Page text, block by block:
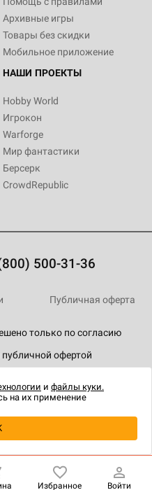
наличии
Архивные игры
Товары без скидки
Мобильное приложение
НАШИ ПРОЕКТЫ
Hobby World
Игрокон
Warforge
Мир фантастики
Берсерк
CrowdRepublic
500-31-36
только по согласию
офертой
Публичная оферта
Избранное Войти
и файлы куки.
на их применение